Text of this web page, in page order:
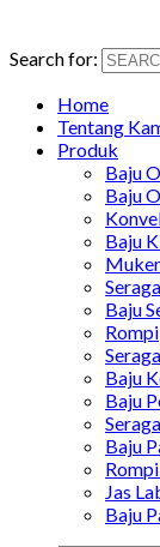
Search for:
Home
Tentang
Produk
Baju
Baju
Baju
Baju
Rompi
Baju
Baju
Baju
Jas
Baju